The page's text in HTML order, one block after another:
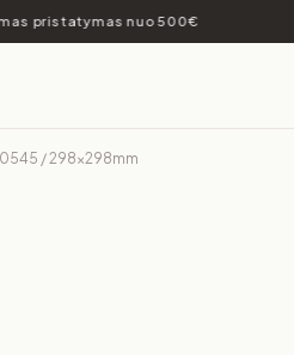
pristatymas nuo 500€
0545 / 298x298mm